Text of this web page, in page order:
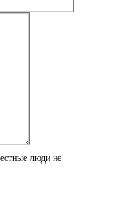
люди не